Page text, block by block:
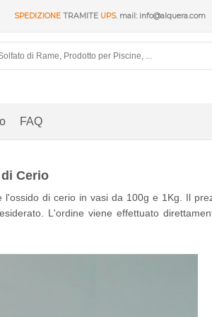
SPEDIZIONE TRAMITE UPS. mail: info@alquera.com
FAQ
Cerio
l'ossido di cerio in vasi da 100g e 1Kg. Il
L'ordine viene effettuato